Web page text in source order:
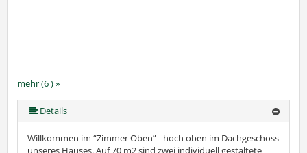
mehr (6 ) »
mehr (6 ) »
mehr (6 ) »
Details
Willkommen im “Zimmer Oben” - hoch oben im Dachgeschoss
unseres Hauses. Auf 70 m2 sind zwei individuell gestaltete